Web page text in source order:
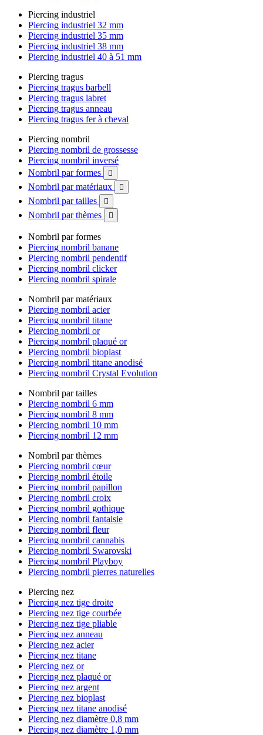
Piercing industriel
Piercing industriel 32 mm
Piercing industriel 35 mm
Piercing industriel 38 mm
Piercing industriel 40 à 51 mm
Piercing tragus
Piercing tragus barbell
Piercing tragus labret
Piercing tragus anneau
Piercing tragus fer à cheval
Piercing nombril
Piercing nombril de grossesse
Piercing nombril inversé
Nombril par formes

Nombril par matériaux 
Nombril par tailles 
Nombril par thèmes 
Nombril par formes
Piercing nombril banane
Piercing nombril pendentif
Piercing nombril clicker
Piercing nombril spirale
Nombril par matériaux
Piercing nombril acier
Piercing nombril titane
Piercing nombril or
Piercing nombril plaqué or
Piercing nombril bioplast
Piercing nombril titane anodisé
Piercing nombril Crystal Evolution
Nombril par tailles
Piercing nombril 6 mm
Piercing nombril 8 mm
Piercing nombril 10 mm
Piercing nombril 12 mm
Nombril par thèmes
Piercing nombril cœur
Piercing nombril étoile
Piercing nombril papillon
Piercing nombril croix
Piercing nombril gothique
Piercing nombril fantaisie
Piercing nombril fleur
Piercing nombril cannabis
Piercing nombril Swarovski
Piercing nombril Playboy
Piercing nombril pierres naturelles
Piercing nez
Piercing nez tige droite
Piercing nez tige courbée
Piercing nez tige pliable
Piercing nez anneau
Piercing nez acier
Piercing nez titane
Piercing nez or
Piercing nez plaqué or
Piercing nez argent
Piercing nez bioplast
Piercing nez titane anodisé
Piercing nez diamètre 0,8 mm
Piercing nez diamètre 1,0 mm